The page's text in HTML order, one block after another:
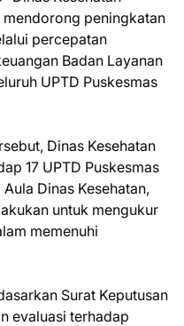
mendorong peningkatan
percepatan
Badan Layanan
UPTD Puskesmas
Dinas Kesehatan
17 UPTD Puskesmas
Dinas Kesehatan,
untuk mengukur
memenuhi
Surat Keputusan
evaluasi terhadap